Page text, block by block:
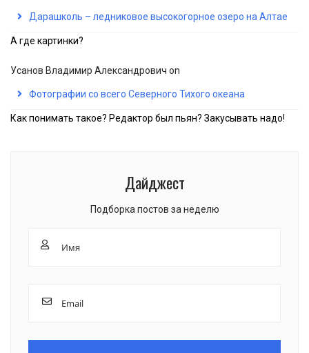
Дарашколь – ледниковое высокогорное озеро на Алтае
А где картинки?
Усанов Владимир Александрович on
Фотографии со всего Северного Тихого океана
Как понимать такое? Редактор был пьян? Закусывать надо!
Дайджест
Подборка постов за неделю